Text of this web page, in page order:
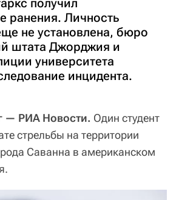
получил
ранения. Личность
не установлена, бюро
штата Джорджия и
университета
инцидента.
— РИА Новости. Один студент
стрельбы на территории
Саванна в американском